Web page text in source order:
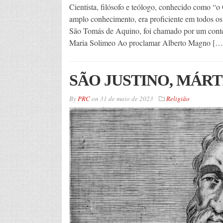
Cientista, filósofo e teólogo, conhecido como
amplo conhecimento, era proficiente em todos
São Tomás de Aquino, foi chamado por um
Maria Solimeo Ao proclamar Alberto Magno
SÃO JUSTINO,
ByPRCon 31 de maio de 2023 Religião